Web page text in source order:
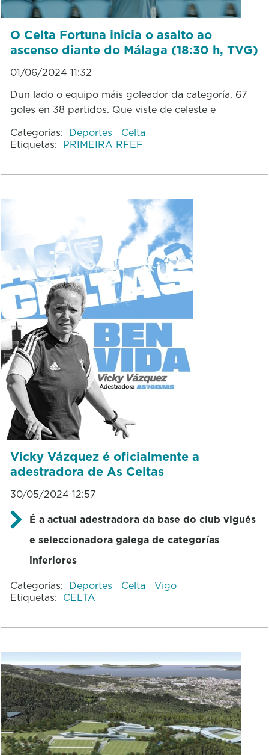
O Celta Fortuna inicia o asalto ao
ascenso diante do Málaga (18:30 h, TVG)
01/06/2024 11:32
Dun lado o equipo máis goleador da categoría. 67
goles en 38 partidos. Que viste de celeste e
Categorías: Deportes
Celta
Etiquetas: PRIMEIRA RFEF
Vicky Vázquez é oficialmente a
adestradora de As Celtas
30/05/2024 12:57
É a actual adestradora da base do club vigués
e seleccionadora galega de categorías
inferiores
Categorías: Deportes Celta
Vigo
Etiquetas: CELTA